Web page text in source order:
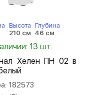
Высота
210 см
Глубина
46 см
13 шт.
Хелен ПН 02 в
182573